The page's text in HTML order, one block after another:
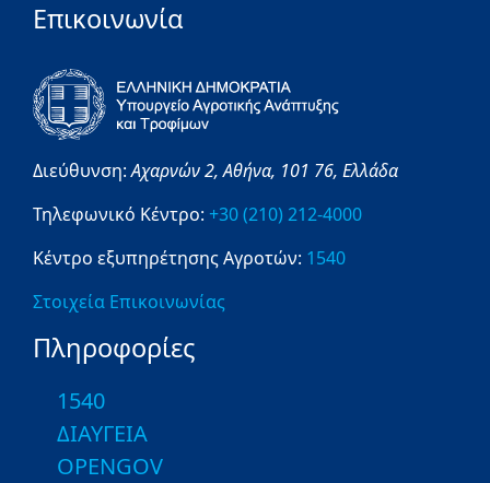
Επικοινωνία
Διεύθυνση:Αχαρνών 2,Αθήνα, 101 76, Ελλάδα
Τηλεφωνικό Κέντρο: +30 (210) 212-4000
Κέντρο εξυπηρέτησης Αγροτών: 1540
Στοιχεία Επικοινωνίας
Πληροφορίες
1540
ΔΙΑΥΓΕΙΑ
OPENGOV